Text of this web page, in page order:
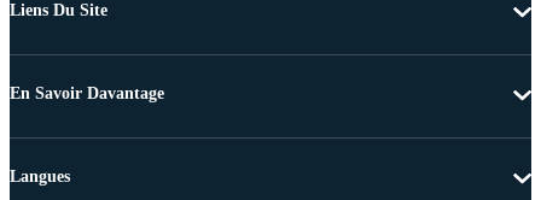
Liens Du Site
En Savoir Davantage
Langues